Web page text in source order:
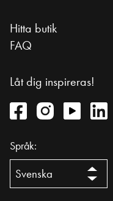
Hitta butik
FAQ
Låt dig inspireras!
Språk: